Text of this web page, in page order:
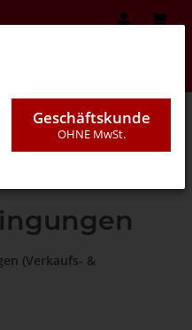
(Verkaufs- &
Geschäftskunde
OHNE MwSt.